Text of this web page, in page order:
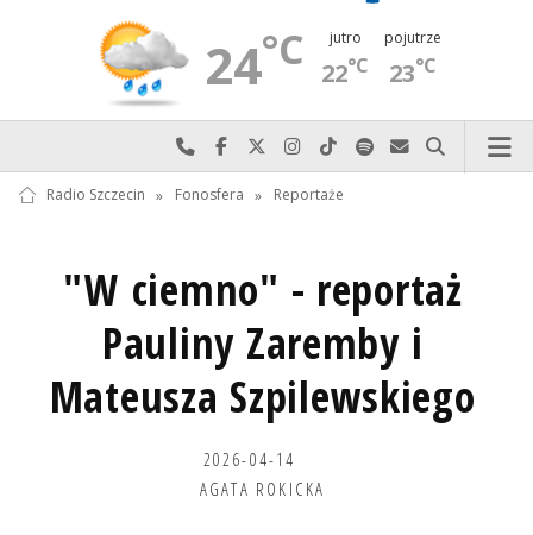
24°C jutro
22°C
pojutrze
23°C
Najlepiej po prostu do nas zadzwoń
Odwiedź nas na Facebook-u
Odwiedź nas na X
Odwiedź nas na Instagram-ie
Odwiedź nas na TikTok-u
Szukaj nas na Spotify
Wyślij do nas
Szukaj
Radio Szczecin » Fonosfera » Reportaże
"W ciemno" - reportaż
Pauliny Zaremby i
Mateusza Szpilewskiego
2026-04-14
AGATA ROKICKA